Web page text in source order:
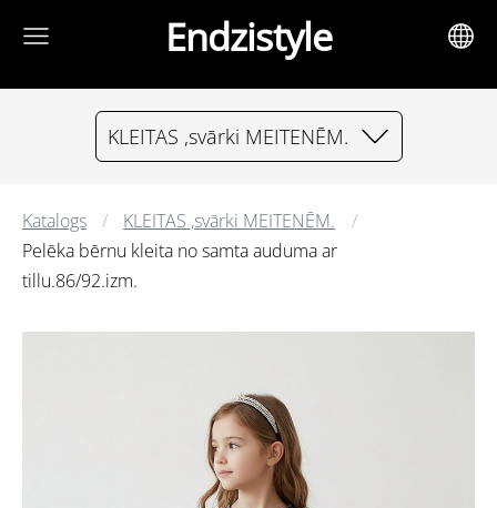
Endzistyle
KLEITAS ,svārki MEITENĒM.
Katalogs
KLEITAS ,svārki MEITENĒM.
Pelēka bērnu kleita no samta auduma ar
tillu.86/92.izm.